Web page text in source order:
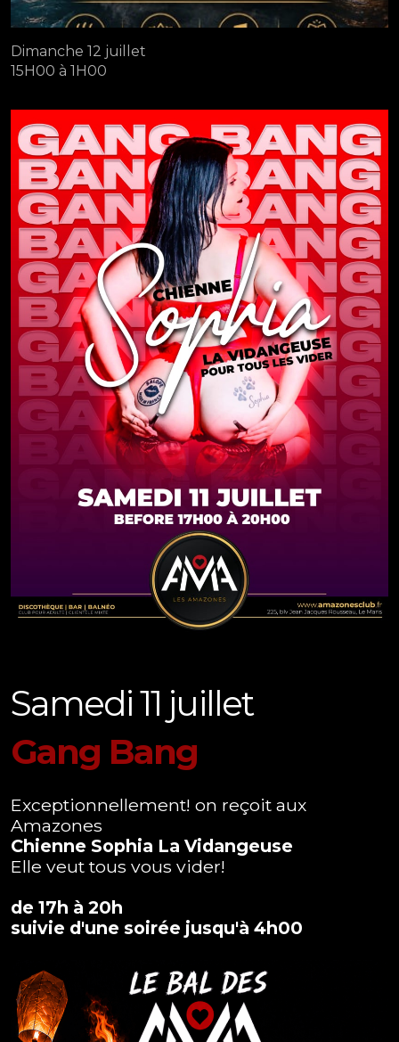
Dimanche 12 juillet
15H00 à 1H00
Samedi 11 juillet
Gang Bang
Exceptionnellement! on reçoit aux
Amazones
Chienne Sophia La Vidangeuse
Elle veut tous vous vider!
de 17h à 20h
suivie d'une soirée jusqu'à 4h00